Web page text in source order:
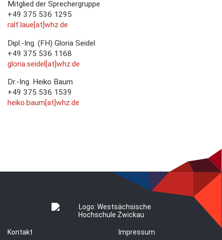
Mitglied der Sprechergruppe
+49 375 536 1295
ralf.laue[at]whz.de
Dipl.-Ing. (FH) Gloria Seidel
+49 375 536 1168
gloria.seidel[at]whz.de
Dr.-Ing. Heiko Baum
+49 375 536 1539
heiko.baum[at]whz.de
Kontakt
Impressum